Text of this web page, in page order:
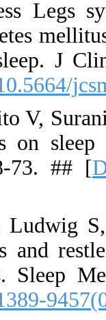
Tanha K.
with type
and
223-8. ## [
25. Surani
diabetes
2015;
26.
Sleep
type 2
[